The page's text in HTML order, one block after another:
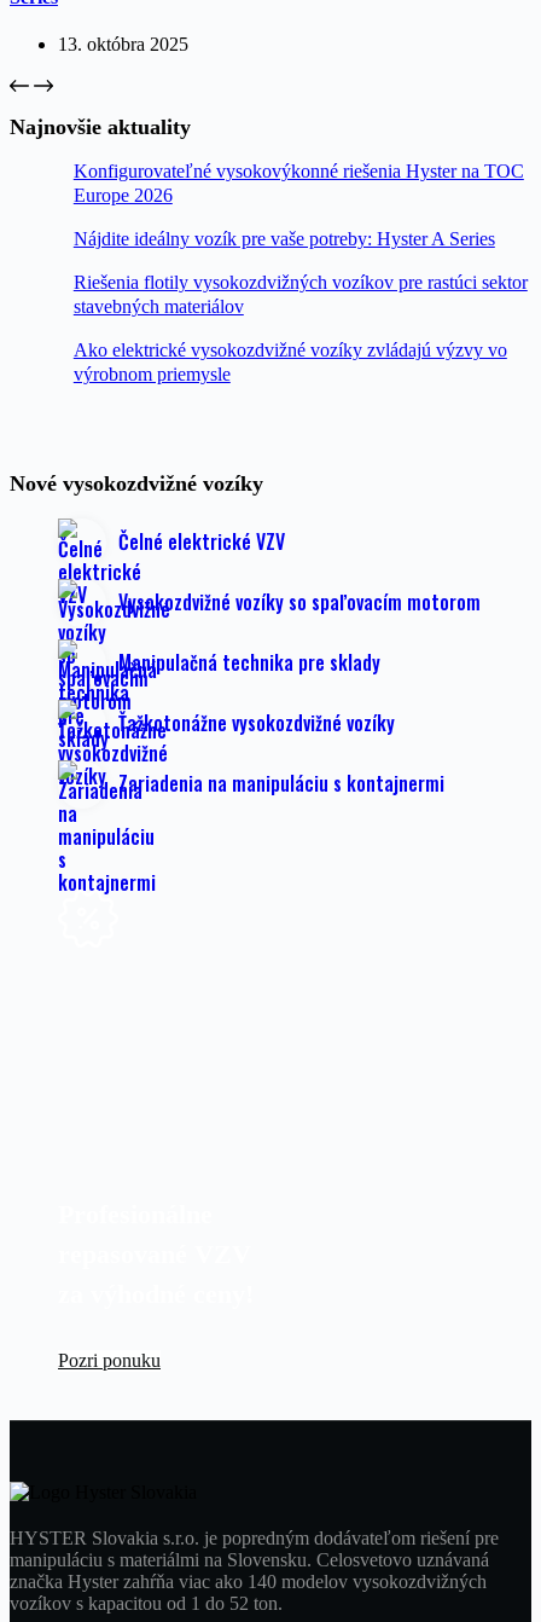
13. októbra 2025
Najnovšie aktuality
Konfigurovateľné vysokovýkonné riešenia Hyster na TOC
Europe 2026
Nájdite ideálny vozík pre vaše potreby: Hyster A Series
Riešenia flotily vysokozdvižných vozíkov pre rastúci sektor
stavebných materiálov
Ako elektrické vysokozdvižné vozíky zvládajú výzvy vo
výrobnom priemysle
Nové vysokozdvižné vozíky
Čelné elektrické VZV
Vysokozdvižné vozíky so spaľovacím motorom
Manipulačná technika pre sklady
Ťažkotonážne vysokozdvižné vozíky
Zariadenia na manipuláciu s kontajnermi
Pozri ponuku
HYSTER Slovakia s.r.o. je popredným dodávateľom riešení pre
manipuláciu s materiálmi na Slovensku. Celosvetovo uznávaná
značka Hyster zahŕňa viac ako 140 modelov vysokozdvižných
vozíkov s kapacitou od 1 do 52 ton.